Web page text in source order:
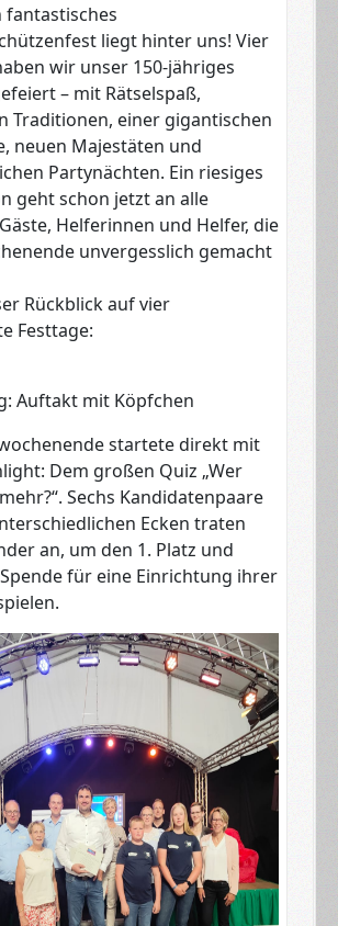
fantastisches
liegt hinter uns! Vier
wir unser 150-jähriges
– mit Rätselspaß,
Traditionen, einer gigantischen
neuen Majestäten und
Partynächten. Ein riesiges
geht schon jetzt an alle
Helferinnen und Helfer, die
unvergesslich gemacht
Rückblick auf vier
Festtage:
Auftakt mit Köpfchen
startete direkt mit
Dem großen Quiz „Wer
Sechs Kandidatenpaare
Ecken traten
an, um den 1. Platz und
für eine Einrichtung ihrer